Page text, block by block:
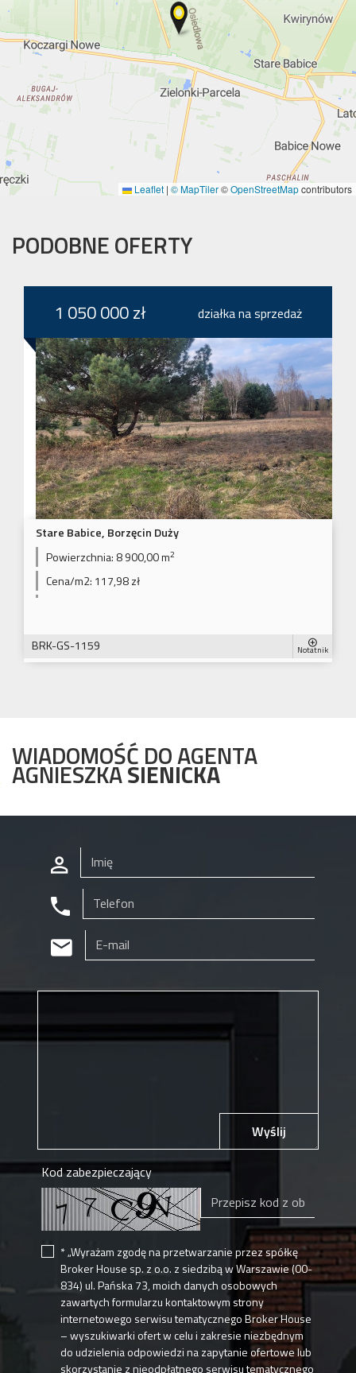
Leaflet | © MapTiler©OpenStreetMapcontributors
PODOBNE OFERTY
1 050 000 zł działka na sprzedaż
Stare Babice, Borzęcin Duży
Powierzchnia: 8 900,00 m2
Cena/m2: 117,98 zł
BRK-GS-1159 Notatnik
WIADOMOŚĆ DO AGENTA
AGNIESZKASIENICKA
Wyślij
Kod zabezpieczający
* „Wyrażam zgodę na przetwarzanie przez spółkę
Broker House sp. z o.o. z siedzibą w Warszawie (00-
834) ul. Pańska 73, moich danych osobowych
zawartych formularzu kontaktowym strony
internetowego serwisu tematycznego Broker House
– wyszukiwarki ofert w celu i zakresie niezbędnym
do udzielenia odpowiedzi na zapytanie ofertowe lub
skorzystanie z nieodpłatnego serwisu tematycznego